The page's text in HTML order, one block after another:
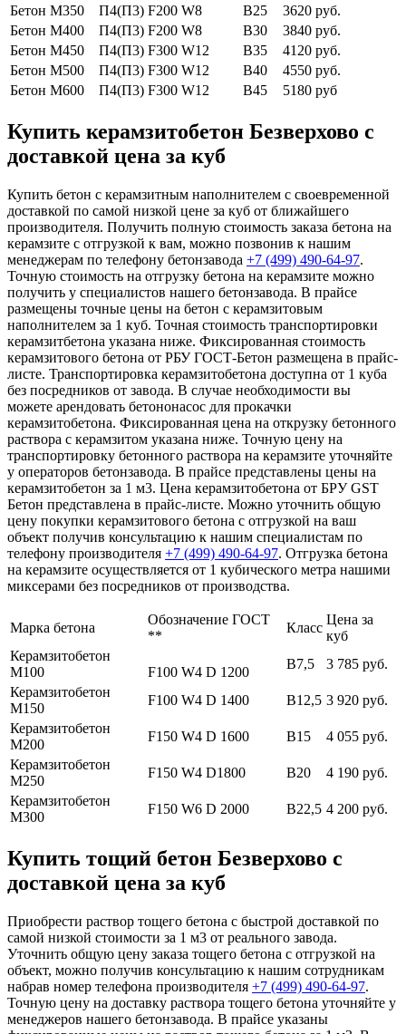
Бетон М350
П4(П3) F200 W8 В25
3620 руб.
Бетон М400
П4(П3) F200 W8 В30
3840 руб.
Бетон М450
П4(П3) F300 W12 В35
4120 руб.
Бетон М500
П4(П3) F300 W12 В40
4550 руб.
Бетон М600
П4(П3) F300 W12 В45 5180 руб
Купить керамзитобетон Безверхово с
доставкой цена за куб
Купить бетон с керамзитным наполнителем с своевременной
доставкой по самой низкой цене за куб от ближайшего
производителя. Получить полную стоимость заказа бетона на
керамзите с отгрузкой к вам, можно позвонив к нашим
менеджерам по телефону бетонзавода +7 (499) 490-64-97.
Точную стоимость на отгрузку бетона на керамзите можно
получить у специалистов нашего бетонзавода. В прайсе
размещены точные цены на бетон с керамзитовым
наполнителем за 1 куб. Точная стоимость транспортировки
керамзитбетона указана ниже. Фиксированная стоимость
керамзитового бетона от РБУ ГОСТ-Бетон размещена в прайс-
листе. Транспортировка керамзитобетона доступна от 1 куба
без посредников от завода. В случае необходимости вы
можете арендовать бетононасос для прокачки
керамзитобетона. Фиксированная цена на открузку бетонного
раствора с керамзитом указана ниже. Точную цену на
транспортировку бетонного раствора на керамзите уточняйте
у операторов бетонзавода. В прайсе представлены цены на
керамзитобетон за 1 м3. Цена керамзитобетона от БРУ GST
Бетон представлена в прайс-листе. Можно уточнить общую
цену покупки керамзитового бетона с отгрузкой на ваш
объект получив консультацию к нашим специалистам по
телефону производителя +7 (499) 490-64-97. Отгрузка бетона
на керамзите осуществляется от 1 кубического метра нашими
миксерами без посредников от производства.
Марка бетона
Обозначение ГОСТ
**
Класс
Цена за
куб
Керамзитобетон
М100
F100 W4 D 1200
В7,5
3 785 руб.
Керамзитобетон
М150
F100 W4 D 1400 В12,5 3 920 руб.
Керамзитобетон
М200
F150 W4 D 1600 В15
4 055 руб.
Керамзитобетон
М250
F150 W4 D1800 В20
4 190 руб.
Керамзитобетон
М300
F150 W6 D 2000 В22,5 4 200 руб.
Купить тощий бетон Безверхово с
доставкой цена за куб
Приобрести раствор тощего бетона с быстрой доставкой по
самой низкой стоимости за 1 м3 от реального завода.
Уточнить общую цену заказа тощего бетона с отгрузкой на
объект, можно получив консультацию к нашим сотрудникам
набрав номер телефона производителя +7 (499) 490-64-97.
Точную цену на доставку раствора тощего бетона уточняйте у
менеджеров нашего бетонзавода. В прайсе указаны